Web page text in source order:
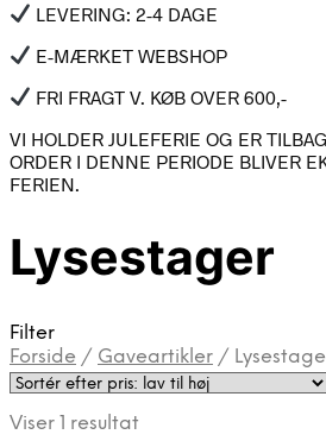
LEVERING: 2-4 DAGE
E-MÆRKET WEBSHOP
FRI FRAGT V. KØB OVER 600,-
VI HOLDER JULEFERIE OG ER
ORDER I DENNE PERIODE BLIVER
FERIEN.
Lysestager
Filter
Forside / Gaveartikler /
Viser 1 resultat